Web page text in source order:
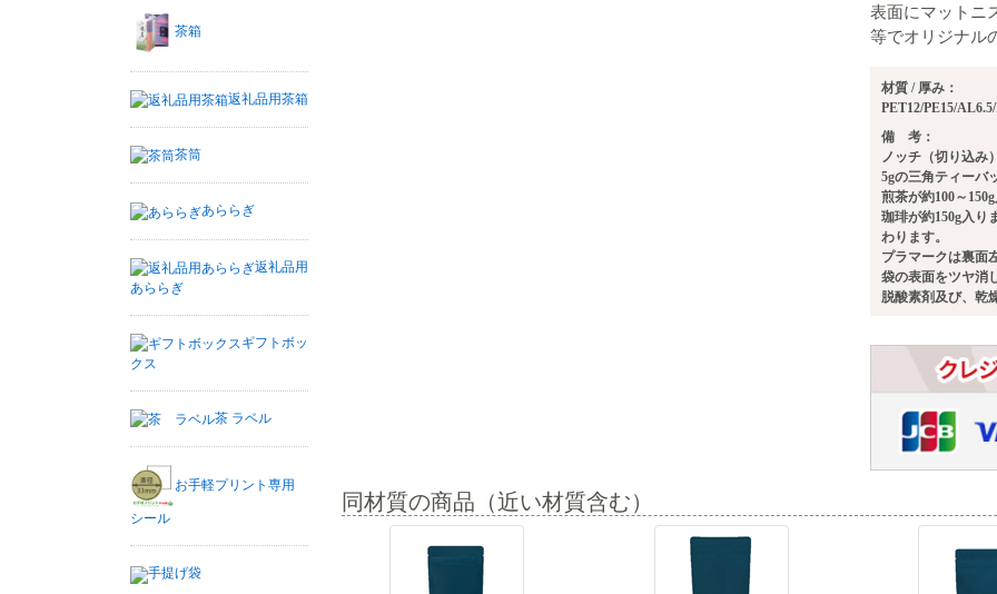
茶箱
返礼品用茶箱
茶筒
あららぎ
返礼品用
あららぎ
ギフトボッ
クス
茶 ラベル
お手軽プリント専用
シール
手提げ袋
表面にマットニ
等でオリジナル
材質 / 厚み：
PET12/PE15/
備 考：
ノッチ（切り込み
5gの三角ティーバ
煎茶が約100～150g
珈琲が約150g入り
わります。
プラマークは裏面
袋の表面をツヤ消
脱酸素剤及び、乾
同材質の商品（近い材質含む）